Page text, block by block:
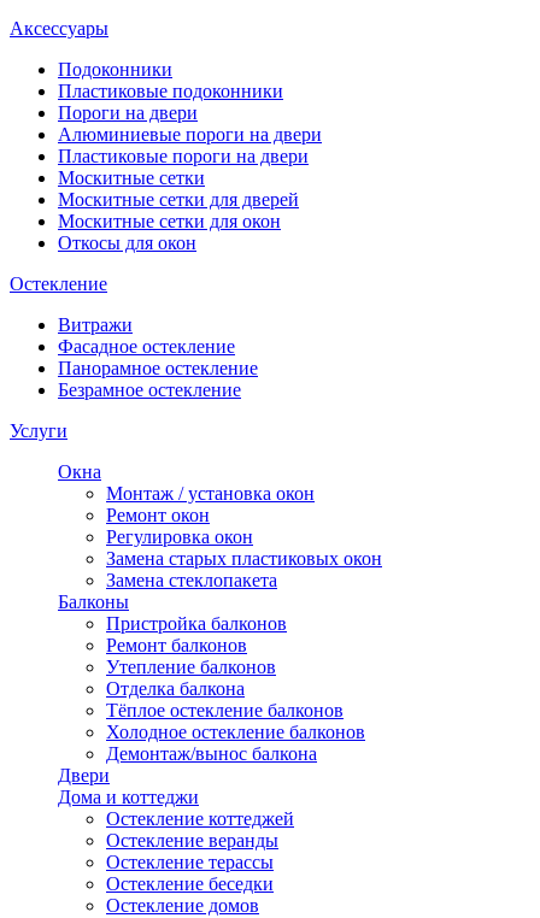
Аксессуары
Подоконники
Пластиковые подоконники
Пороги на двери
Алюминиевые пороги на двери
Пластиковые пороги на двери
Москитные сетки
Москитные сетки для дверей
Москитные сетки для окон
Откосы для окон
Остекление
Витражи
Фасадное остекление
Панорамное остекление
Безрамное остекление
Услуги
Окна
Монтаж / установка окон
Ремонт окон
Регулировка окон
Замена старых пластиковых окон
Замена стеклопакета
Балконы
Пристройка балконов
Ремонт балконов
Утепление балконов
Отделка балкона
Тёплое остекление балконов
Холодное остекление балконов
Демонтаж/вынос балкона
Двери
Дома и коттеджи
Остекление коттеджей
Остекление веранды
Остекление терассы
Остекление беседки
Остекление домов